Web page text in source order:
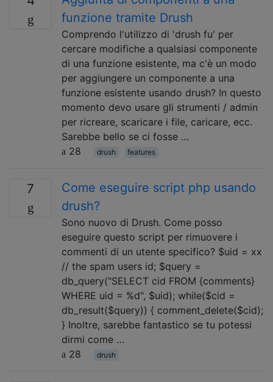
funzione tramite Drush
Comprendo l'utilizzo di 'drush fu' per
cercare modifiche a qualsiasi componente
di una funzione esistente, ma c'è un modo
per aggiungere un componente a una
funzione esistente usando drush? In questo
momento devo usare gli strumenti / admin
per ricreare, scaricare i file, caricare, ecc.
Sarebbe bello se ci fosse …
28
drush features
7
Come eseguire script php usando
drush?
Sono nuovo di Drush. Come posso
eseguire questo script per rimuovere i
commenti di un utente specifico? $uid = xx
// the spam users id; $query =
db_query("SELECT cid FROM {comments}
WHERE uid = %d", $uid); while($cid =
db_result($query)) { comment_delete($cid);
} Inoltre, sarebbe fantastico se tu potessi
dirmi come …
28
drush